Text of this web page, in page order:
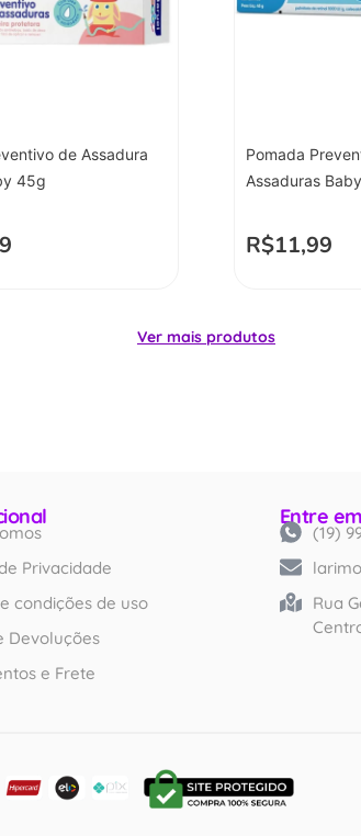
de Assadura
45g
Pomada
Assaduras
R$11,99
Ver mais produtos
Privacidade
condições de uso
Devoluções
e Frete
Entre
(19)
Rua